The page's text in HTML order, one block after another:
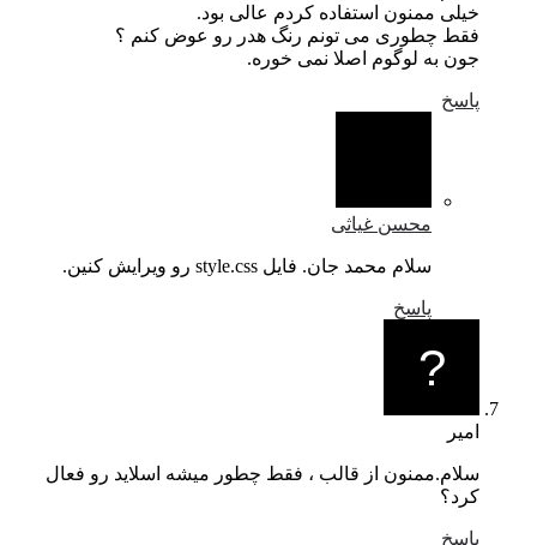
خیلی ممنون استفاده کردم عالی بود.
فقط چطوری می تونم رنگ هدر رو عوض کنم ؟
جون به لوگوم اصلا نمی خوره.
محسن غیاثی
سلام محمد جان. فایل style.css رو ویرایش کنین.
سلام.ممنون از قالب ، فقط چطور میشه اسلاید رو فعال